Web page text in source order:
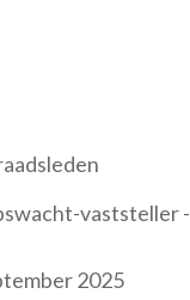
vaststeller
2025